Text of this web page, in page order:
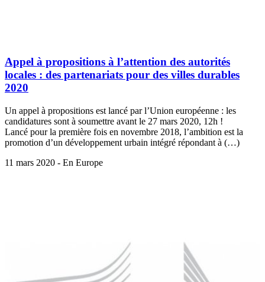
Appel à propositions à l’attention des autorités
locales : des partenariats pour des villes durables
2020
Un appel à propositions est lancé par l’Union européenne : les
candidatures sont à soumettre avant le 27 mars 2020, 12h !
Lancé pour la première fois en novembre 2018, l’ambition est la
promotion d’un développement urbain intégré répondant à (…)
11 mars 2020 - En Europe